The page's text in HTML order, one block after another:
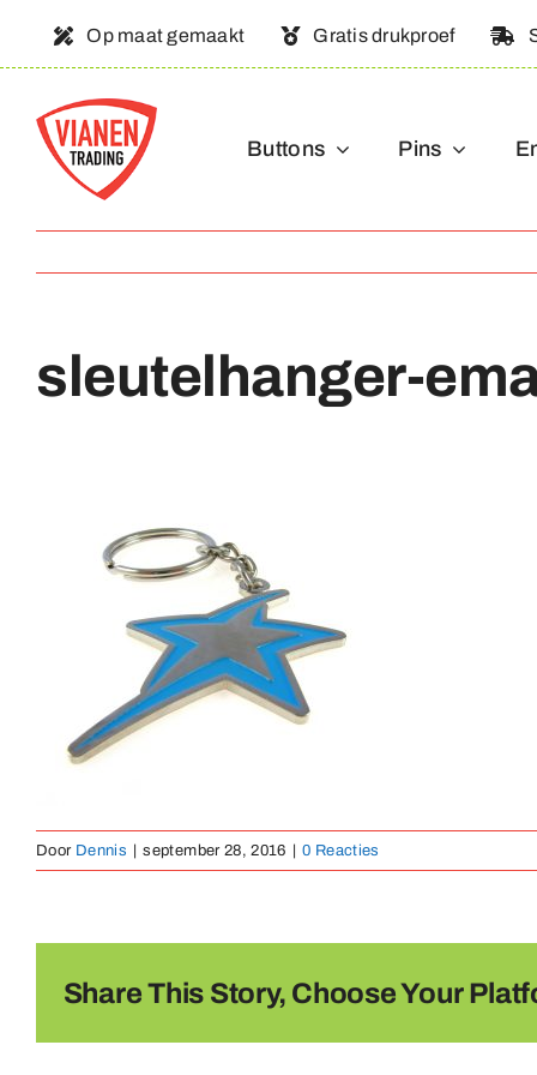
Op maat gemaakt Gratis drukproef
Buttons Pins
sleutelhanger-
Door Dennis september 28, 2016 0 Reacties
Share This Story, Choose Your